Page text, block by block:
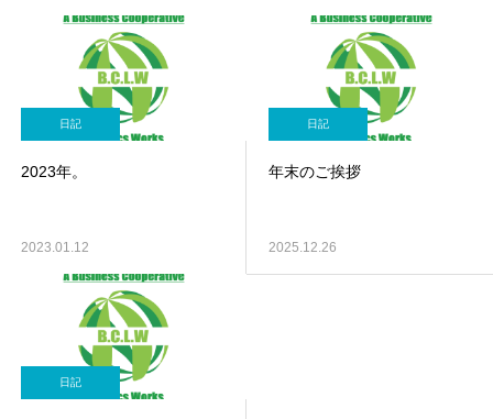
日記
2023年。
2023.01.12
日記
年末のご挨拶
2025.12.26
日記